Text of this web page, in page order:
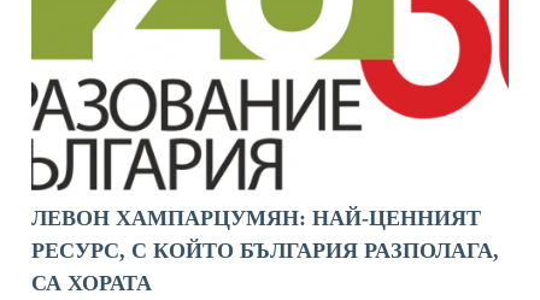
ЛЕВОН ХАМПАРЦУМЯН: НАЙ-ЦЕННИЯТ
РЕСУРС, С КОЙТО БЪЛГАРИЯ РАЗПОЛАГА,
СА ХОРАТА